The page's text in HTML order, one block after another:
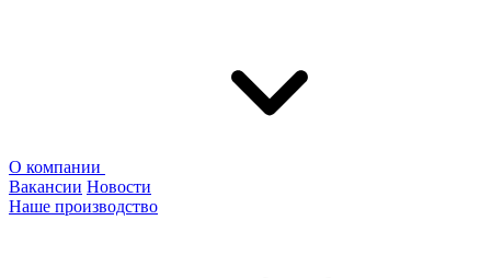
О компании
Вакансии Новости
Наше производство